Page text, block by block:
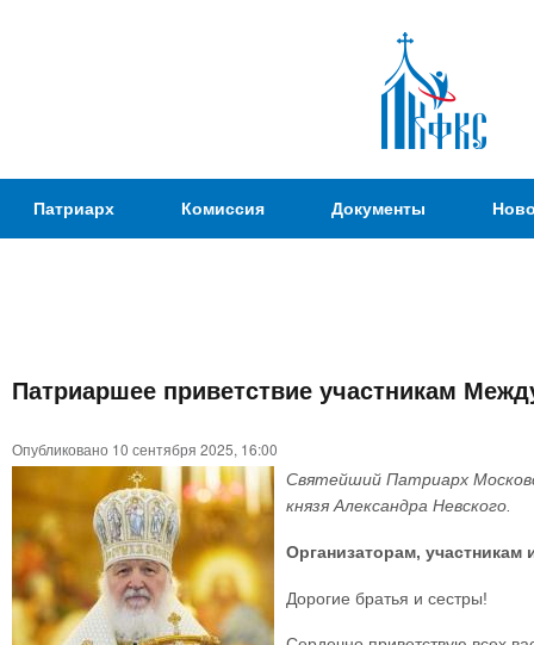
Патриаршая
Комиссия
спорта
Патриарх Комиссия Документы
здесь
Патриаршее приветствие участникам
Опубликовано 10 сентября 2025, 16:00
Святейший Патриарх
князя Александра Невского.
Организаторам, участникам
Дорогие братья и сестры!